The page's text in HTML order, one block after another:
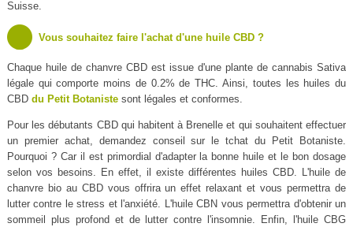
Suisse.
Vous souhaitez faire l'achat d'une huile CBD ?
Chaque huile de chanvre CBD est issue d'une plante de cannabis Sativa
légale qui comporte moins de 0.2% de THC. Ainsi, toutes les huiles du
CBD du Petit Botanistesont légales et conformes.
Pour les débutants CBD qui habitent à Brenelle et qui souhaitent effectuer
un premier achat, demandez conseil sur le tchat du Petit Botaniste.
Pourquoi ? Car il est primordial d'adapter la bonne huile et le bon dosage
selon vos besoins. En effet, il existe différentes huiles CBD. L'huile de
chanvre bio au CBD vous offrira un effet relaxant et vous permettra de
lutter contre le stress et l'anxiété. L'huile CBN vous permettra d'obtenir un
sommeil plus profond et de lutter contre l'insomnie. Enfin, l'huile CBG